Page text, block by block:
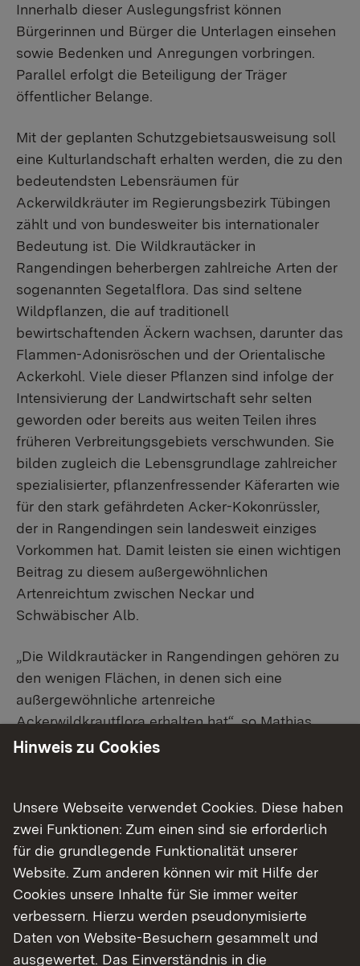
Innerhalb dieser Auslegungsfrist können
Bürgerinnen und Bürger die Unterlagen einsehen
sowie Bedenken und Anregungen vorbringen.
Parallel erfolgt die Beteiligung der Träger
öffentlicher Belange.
Mit der geplanten Schutzgebietsausweisung soll
eine Kulturlandschaft erhalten werden, die zu den
bedeutendsten Lebensräumen für
Ackerwildkräuter im Regierungsbezirk Tübingen
zählt und von bundesweiter bis internationaler
Bedeutung ist. Die Wildkrautäcker in
Rangendingen beherbergen zahlreiche Arten der
sogenannten Segetalflora. Das sind seltene
Wildpflanzen, die auf traditionell
bewirtschaftenden Äckern wachsen, darunter das
Flammen-Adonisröschen und der Orientalische
Ackerkohl. Viele dieser Pflanzen sind infolge der
Intensivierung der Landwirtschaft sehr selten
geworden oder bereits aus weiten Teilen ihres
früheren Verbreitungsgebiets verschwunden. Sie
bilden zugleich die Lebensgrundlage zahlreicher
spezialisierter, pflanzenfressender Käferarten wie
für den stark gefährdeten Acker-Kokonrüssler,
der in Rangendingen sein landesweit einziges
Vorkommen hat. Damit leisten sie einen wichtigen
Beitrag zu diesem außergewöhnlichen
Artenreichtum zwischen Neckar und
Schwäbischer Alb.
„Die Wildkrautäcker in Rangendingen gehören zu
den wenigen Flächen, in denen sich eine
außergewöhnliche artenreiche
Ackerwildkrautflora erhalten hat“, so Mathias
Broghammer, Gebietsreferent Zollernalbkreis am
Jahren umgesetzt und unterstreicht auf
eindrückliche Weise die wichtige
Zusammenarbeit von Landwirtschaft und
Naturschutz zur Erhaltung der biologischen
Vielfalt.“
Die hohe Artenvielfalt ist Ausdruck einer über
Jahrzehnte gewachsenen, struktureichen
Hinweis zu Cookies
Unsere Webseite verwendet Cookies. Diese haben
zwei Funktionen: Zum einen sind sie erforderlich
für die grundlegende Funktionalität unserer
Website. Zum anderen können wir mit Hilfe der
Cookies unsere Inhalte für Sie immer weiter
verbessern. Hierzu werden pseudonymisierte
Daten von Website-Besuchern gesammelt und
ausgewertet. Das Einverständnis in die